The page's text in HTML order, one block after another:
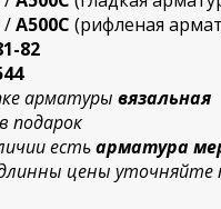
/А500С (рифленая
82
арматуры вязальная
в подарок
естьарматура
цены уточняйте